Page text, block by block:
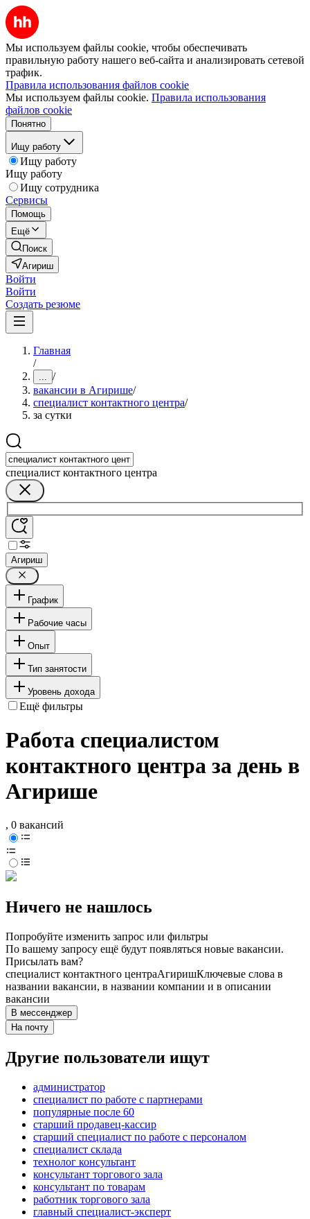
Мы используем файлы cookie, чтобы обеспечивать
правильную работу нашего веб-сайта и анализировать сетевой
трафик.
Правила использования файлов cookie
Мы используем файлы cookie. Правила использования
файлов cookie
Понятно
Ищу работу
Ищу работу
Ищу работу
Ищу сотрудника
Сервисы
Помощь
Ещё
Поиск
Агириш
Войти
Войти
Создать резюме
Главная
/
... /
вакансии в Агирише/
специалист контактного центра/
за сутки
специалист контактного центра
Агириш
График
Рабочие часы
Опыт
Тип занятости
Уровень дохода
Ещё фильтры
Работа специалистом
контактного центра за день в
Агирише
, 0 вакансий
Ничего не нашлось
Попробуйте изменить запрос или фильтры
По вашему запросу ещё будут появляться новые вакансии.
Присылать вам?
специалист контактного центраАгиришКлючевые слова в
названии вакансии, в названии компании и в описании
вакансии
В мессенджер
На почту
Другие пользователи ищут
администратор
специалист по работе с партнерами
популярные после 60
старший продавец-кассир
старший специалист по работе с персоналом
специалист склада
технолог консультант
консультант торгового зала
консультант по товарам
работник торгового зала
главный специалист-эксперт